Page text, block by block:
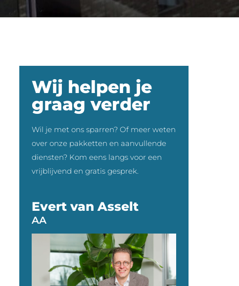
Wij helpen je
graag verder
Wil je met ons sparren? Of meer weten
over onze pakketten en aanvullende
diensten? Kom eens langs voor een
vrijblijvend en gratis gesprek.
Evert van Asselt
AA